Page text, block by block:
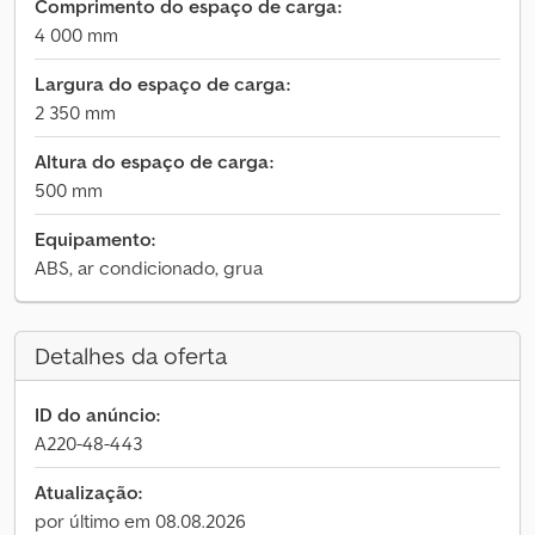
Comprimento do espaço de carga:
4 000 mm
Largura do espaço de carga:
2 350 mm
Altura do espaço de carga:
500 mm
Equipamento:
ABS, ar condicionado, grua
Detalhes da oferta
ID do anúncio:
A220-48-443
Atualização:
por último em 08.08.2026